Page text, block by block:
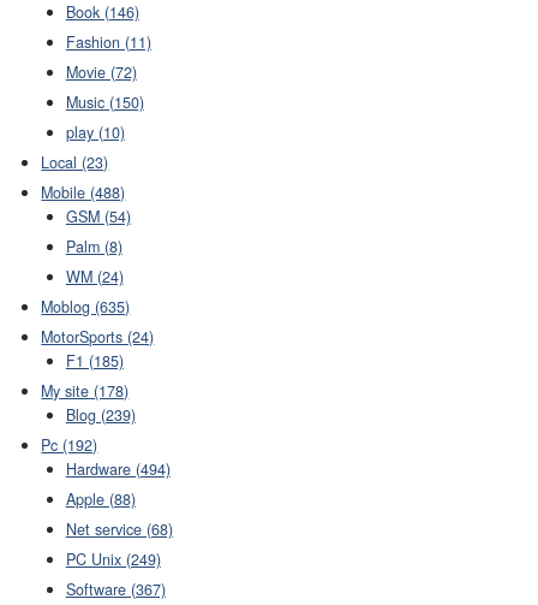
Book (146)
Fashion (11)
Movie (72)
Music (150)
play (10)
Local (23)
Mobile (488)
GSM (54)
Palm (8)
WM (24)
Moblog (635)
MotorSports (24)
F1 (185)
My site (178)
Blog (239)
Pc (192)
Hardware (494)
Apple (88)
Net service (68)
PC Unix (249)
Software (367)